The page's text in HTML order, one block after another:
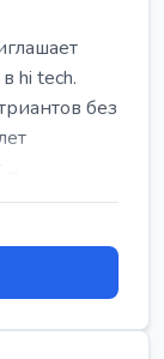
hi tech.
без